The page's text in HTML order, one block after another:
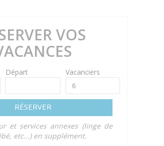
VOS
Départ Vacanciers
RÉSERVER
et services annexes (linge de
etc...) en supplément.